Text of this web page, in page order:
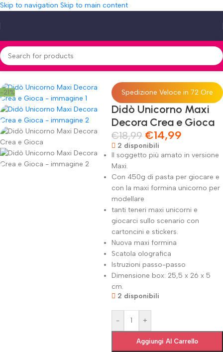
Skip to navigation Skip to main content
Home»Shop»Didò Unicorno Maxi Decora Crea e Gioca
-21% Spedizione Veloce in 72 Ore
Didò Unicorno Maxi
Decora Crea e Gioca
€18,99 €14,99
2 disponibili
Il soggetto più amato in versione
Maxi.
Con 450g di pasta per giocare e
con la maxi formina unicorno per
modellare
tanti teneri maxi unicorni e
giocarci sullo scenario con
cartoncini e stickers.
Nuova maxi formina
Scatola olografica
Istruzioni passo-passo
Dimensione box: 25,5 x 26 x 5
cm.
2 disponibili
- +
Aggiungi Al Carrello